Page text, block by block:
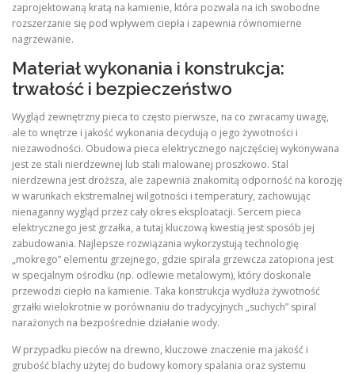
zaprojektowaną kratą na kamienie, która pozwala na ich swobodne
rozszerzanie się pod wpływem ciepła i zapewnia równomierne
nagrzewanie.
Materiał wykonania i konstrukcja:
trwałość i bezpieczeństwo
Wygląd zewnętrzny pieca to często pierwsze, na co zwracamy uwagę,
ale to wnętrze i jakość wykonania decydują o jego żywotności i
niezawodności. Obudowa pieca elektrycznego najczęściej wykonywana
jest ze stali nierdzewnej lub stali malowanej proszkowo. Stal
nierdzewna jest droższa, ale zapewnia znakomitą odporność na korozję
w warunkach ekstremalnej wilgotności i temperatury, zachowując
nienaganny wygląd przez cały okres eksploatacji. Sercem pieca
elektrycznego jest grzałka, a tutaj kluczową kwestią jest sposób jej
zabudowania. Najlepsze rozwiązania wykorzystują technologię
„mokrego” elementu grzejnego, gdzie spirala grzewcza zatopiona jest
w specjalnym ośrodku (np. odlewie metalowym), który doskonale
przewodzi ciepło na kamienie. Taka konstrukcja wydłuża żywotność
grzałki wielokrotnie w porównaniu do tradycyjnych „suchych” spiral
narażonych na bezpośrednie działanie wody.
W przypadku pieców na drewno, kluczowe znaczenie ma jakość i
grubość blachy użytej do budowy komory spalania oraz systemu